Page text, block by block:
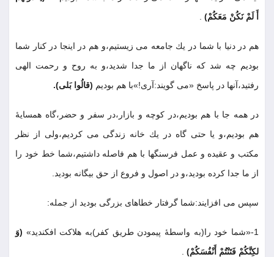
أَ لَمْ نَكُنْ مَعَكُمْ)
هم در دنيا با شما در يك جامعه مى زيستيم،و هم در اينجا در كنار شما
بوديم چه شد كه ناگهان از ما جدا شديد،و به روح و رحمت الهى
رفتيد،آنها در پاسخ «مى گويند:آرى!»با هم بوديم (قالُوا بَلى).
در همه جا با هم بوديم،در كوچه و بازار،در سفر و حضر،گاه همسايۀ
هم بوديم،و يا حتى گاه در يك خانه زندگى مى كرديم،ولى از نظر
مكتب و عقيده و عمل فرسنگها با هم فاصله داشتيم،شما خط خود را
از ما جدا كرده بوديد،و در اصول و فروع از حق بيگانه بوديد
سپس مى افزايند:شما گرفتار خطاهاى بزرگى بوديد از جمله:
1
-«شما خود را(به واسطۀ پيمودن طريق كفر)به هلاكت افكنديد» (وَ
لكِنَّكُمْ فَتَنْتُمْ أَنْفُسَكُمْ)